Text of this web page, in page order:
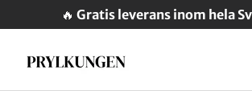
🔥 Gratis leverans inom hela